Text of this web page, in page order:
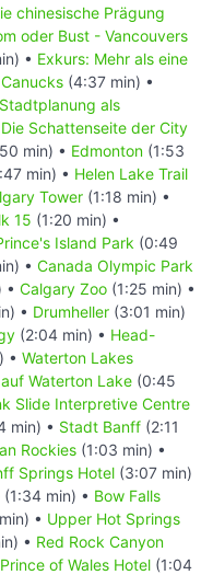
chinesische Prägung
oder Bust - Vancouvers
• Exkurs: Mehr als eine
(4:37 min) •
als
Schattenseite der City
min) • Edmonton (1:53
min) • Helen Lake Trail
Tower (1:18 min) •
15 (1:20 min) •
Island Park (0:49
• Canada Olympic Park
• Calgary Zoo (1:25 min) •
• Drumheller (3:01 min)
(2:04 min) • Head-
• Waterton Lakes
Waterton Lake (0:45
Slide Interpretive Centre
min) • Stadt Banff (2:11
Rockies (1:03 min) •
Springs Hotel (3:07 min)
(1:34 min) • Bow Falls
• Upper Hot Springs
• Red Rock Canyon
of Wales Hotel (1:04